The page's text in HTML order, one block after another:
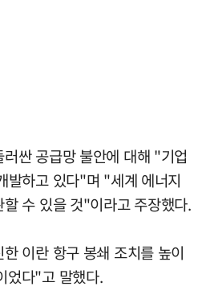
싼 공급망 불안에 대해 "기업
발하고 있다"며 "세계 에너지
수 있을 것"이라고 주장했다.
이란 항구 봉쇄 조치를 높이
었다"고 말했다.